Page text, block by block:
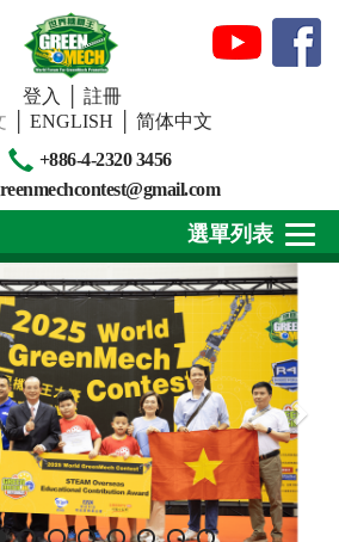
登入
註冊
ENGLISH
简体中文
+886-4-2320 3456
關於我們
最新消息
下載專區
賽事活動
精彩回顧
選單列表